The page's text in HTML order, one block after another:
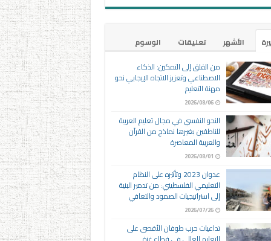
الأشهر تعليقات
الوسوم
من القلق إلى التمكين: الذكاء
الاصطناعي وتعزيز الاتجاه الإيجابي نحو
مهنة التعليم
2026/08/06
النحو النفسي في مجال تعليم العربية
للناطقين بغيرها نماذج من القرآن
والعربية المعاصرة
2026/08/01
عدوان 2023 وتأثيره على النظام
التعليمي الفلسطيني: من تدمير البنية
إلى استراتيجيات الصمود والتعافي
2026/07/26
تداعيات حرب طوفان الأقصى على